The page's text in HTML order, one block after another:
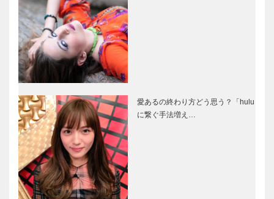
愛あるの終わり方どう思う？「hulu
に繋ぐ手法増え…